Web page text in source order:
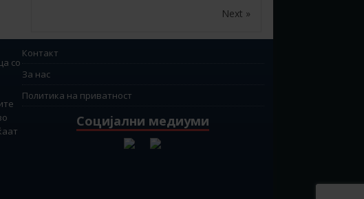
Next »
со
Контакт
За нас
Политика на приватност
Социјални медиуми